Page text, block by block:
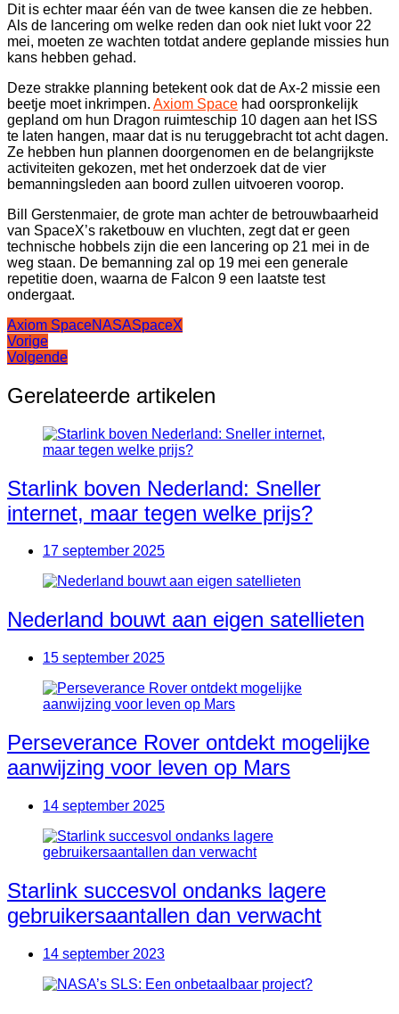
Dit is echter maar één van de twee kansen die ze hebben.
Als de lancering om welke reden dan ook niet lukt voor 22
mei, moeten ze wachten totdat andere geplande missies hun
kans hebben gehad.
Deze strakke planning betekent ook dat de Ax-2 missie een
beetje moet inkrimpen. Axiom Space had oorspronkelijk
gepland om hun Dragon ruimteschip 10 dagen aan het ISS
te laten hangen, maar dat is nu teruggebracht tot acht dagen.
Ze hebben hun plannen doorgenomen en de belangrijkste
activiteiten gekozen, met het onderzoek dat de vier
bemanningsleden aan boord zullen uitvoeren voorop.
Bill Gerstenmaier, de grote man achter de betrouwbaarheid
van SpaceX’s raketbouw en vluchten, zegt dat er geen
technische hobbels zijn die een lancering op 21 mei in de
weg staan. De bemanning zal op 19 mei een generale
repetitie doen, waarna de Falcon 9 een laatste test
ondergaat.
Axiom SpaceNASASpaceX
Bericht
navigatie
Vorige
Volgende
Gerelateerde artikelen
Starlink boven Nederland: Sneller
internet, maar tegen welke prijs?
17 september 2025
Nederland bouwt aan eigen satellieten
15 september 2025
Perseverance Rover ontdekt mogelijke
aanwijzing voor leven op Mars
14 september 2025
Starlink succesvol ondanks lagere
gebruikersaantallen dan verwacht
14 september 2023